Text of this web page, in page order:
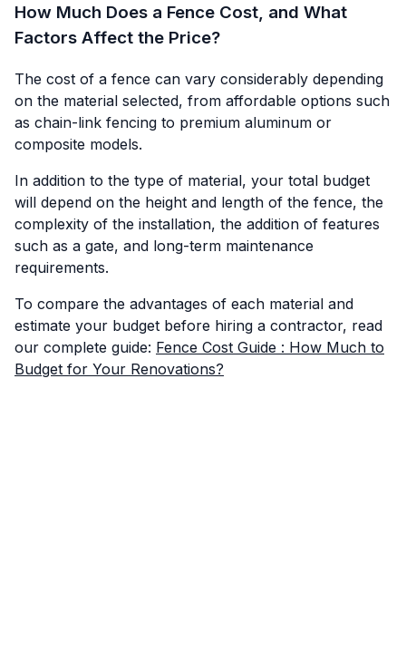
How Much Does a Fence Cost, and What
Factors Affect the Price?
The cost of a fence can vary considerably depending
on the material selected, from affordable options such
as chain-link fencing to premium aluminum or
composite models.
In addition to the type of material, your total budget
will depend on the height and length of the fence, the
complexity of the installation, the addition of features
such as a gate, and long-term maintenance
requirements.
To compare the advantages of each material and
estimate your budget before hiring a contractor, read
our complete guide: Fence Cost Guide : How Much to
Budget for Your Renovations?